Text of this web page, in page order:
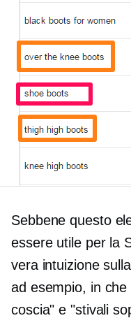
Sebbene questo
essere utile per la
vera intuizione
ad esempio, in
coscia" e "stivali